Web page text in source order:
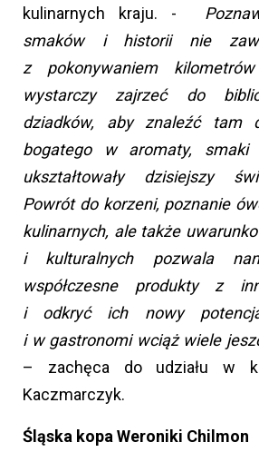
kulinarnych kraju. -
smaków i historii nie
z pokonywaniem
wystarczy zajrzeć do
dziadków, aby znaleźć tam
bogatego w aromaty,
ukształtowały dzisiejszy
Powrót do korzeni, poznanie
kulinarnych, ale także
i kulturalnych pozwala
współczesne produkty z
i odkryć ich nowy
i w gastronomi wciąż wiele
– zachęca do udziału w
Kaczmarczyk.
Śląska kopa Weroniki Chilmon